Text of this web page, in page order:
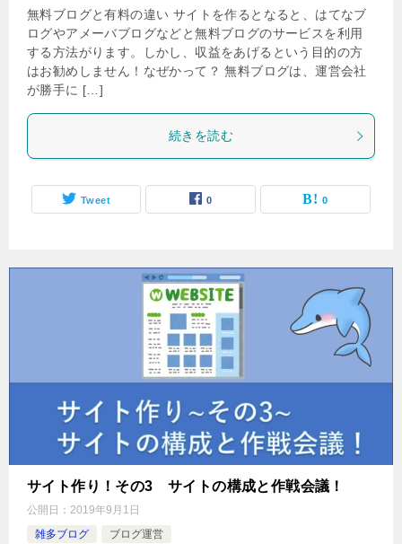
無料ブログと有料の違い サイトを作るとなると、はてなブ
ログやアメーバブログなどと無料ブログのサービスを利用
する方法がります。しかし、収益をあげるという目的の方
はお勧めしません！なぜかって？ 無料ブログは、運営会社
が勝手に […]
続きを読む
Tweet 0 0
サイト作り！その3 サイトの構成と作戦会議！
公開日： 2019年9月1日
雑多ブログ
ブログ運営